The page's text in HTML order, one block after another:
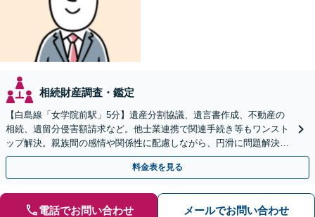
相続財産調査・鑑定
【白島線「女学院前駅」5分】遺産分割協議、遺言書作成、不動産の
相続、遺留分侵害額請求など。他士業連携で関連手続き等もワンスト
ップ解決。親族間の感情や関係性に配慮しながら、円滑に問題解決へ
【初回相談無料】
料金表を見る
電話でお問い合わせ メールでお問い合わせ